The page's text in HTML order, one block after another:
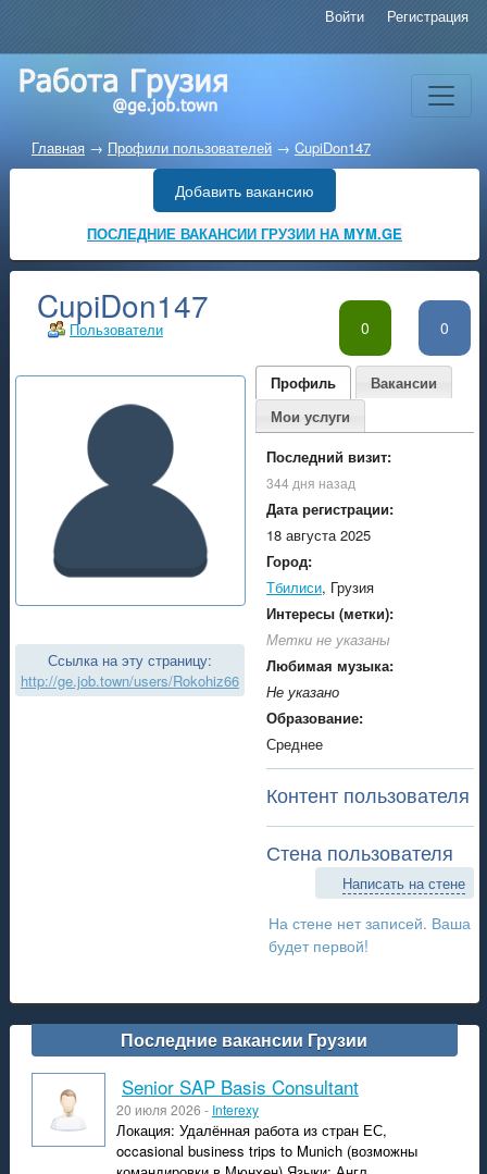
Войти Регистрация
Главная → Профили пользователей→ CupiDon147
Добавить вакансию
ПОСЛЕДНИЕ ВАКАНСИИ ГРУЗИИ НА MYM.GE
0 0
Пользователи
CupiDon147
Ссылка на эту страницу:
http://ge.job.town/users/Rokohiz66
Профиль
Вакансии
Мои услуги
Последний визит:
344 дня назад
Дата регистрации:
18 августа 2025
Город:
Тбилиси, Грузия
Интересы (метки):
Метки не указаны
Любимая музыка:
Не указано
Образование:
Среднее
Контент пользователя
Стена пользователя
Написать на стене
На стене нет записей. Ваша
будет первой!
Последние вакансии Грузии
Senior SAP Basis Consultant
20 июля 2026 - Interexy
Локация: Удалённая работа из стран ЕС,
occasional business trips to Munich (возможны